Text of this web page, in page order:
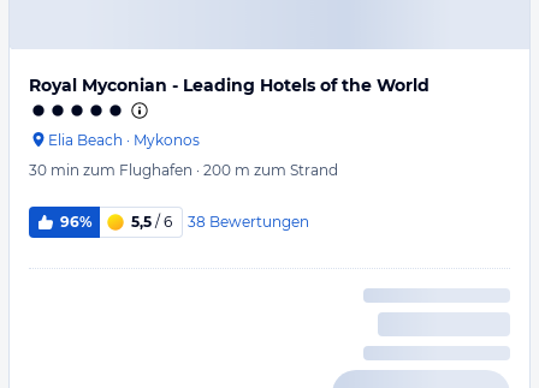
Royal Myconian - Leading Hotels of the World
Elia Beach · Mykonos
30 min zum Flughafen · 200 m zum Strand
96% 5,5 / 6 38 Bewertungen